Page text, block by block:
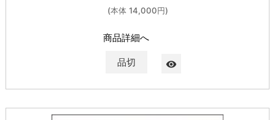
(本体 14,000円)
商品詳細へ
品切 visibility